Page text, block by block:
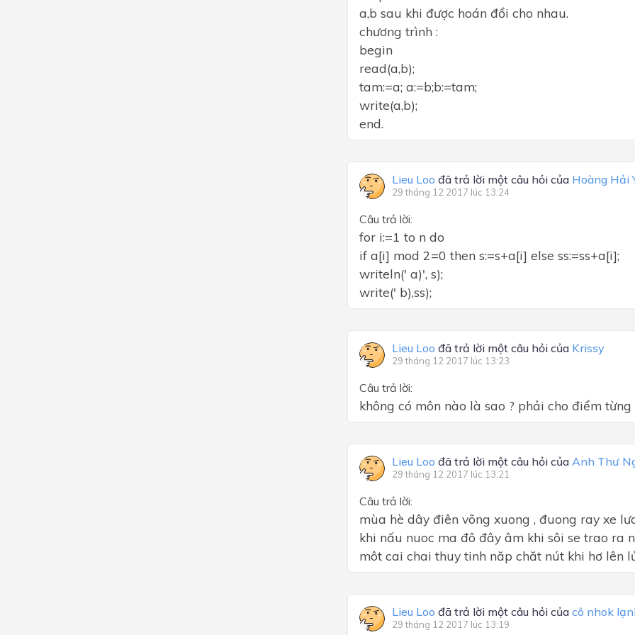
a,b sau khi được hoán đổi cho nhau.
chương trình :
begin
read(a,b);
tam:=a; a:=b;b:=tam;
write(a,b);
end.
Lieu Loo đã trả lời một câu hỏi của Hoàng Hải
29 tháng 12 2017 lúc 13:24
Câu trả lời:
for i:=1 to n do
if a[i] mod 2=0 then s:=s+a[i] else ss:=ss+a[i];
writeln(' a)', s);
write(' b),ss);
Lieu Loo đã trả lời một câu hỏi của Krissy
29 tháng 12 2017 lúc 13:23
Câu trả lời:
không có môn nào là sao ? phải cho điểm
Lieu Loo đã trả lời một câu hỏi của Anh Thư
29 tháng 12 2017 lúc 13:21
Câu trả lời:
mùa hè dây điên võng xuong , đuong ray xe
khi nấu nuoc ma đô đây âm khi sôi se trao ra
môt cai chai thuy tinh năp chăt nút khi hơ lên
Lieu Loo đã trả lời một câu hỏi của cô nhok
29 tháng 12 2017 lúc 13:19